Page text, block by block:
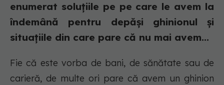
enumerat soluțiile pe pe care le avem la
îndemână pentru depăși ghinionul și
situațiile din care pare că nu mai avem...
Fie că este vorba de bani, de sănătate sau de
carieră, de multe ori pare că avem un ghinion